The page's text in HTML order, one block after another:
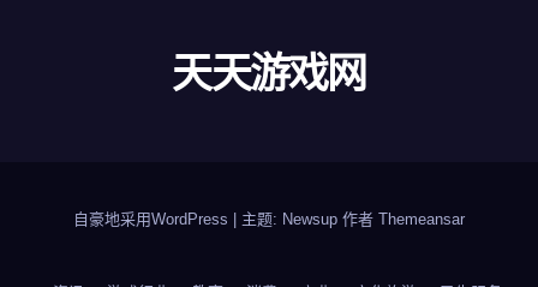
天天游戏网
自豪地采用WordPress 主题: Newsup 作者 Themeansar